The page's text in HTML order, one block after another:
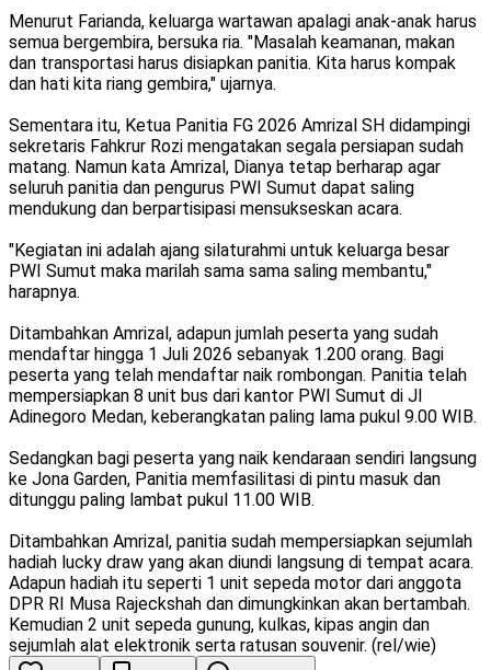
Menurut Farianda, keluarga wartawan apalagi anak-anak harus
semua bergembira, bersuka ria. "Masalah keamanan, makan
dan transportasi harus disiapkan panitia. Kita harus kompak
dan hati kita riang gembira," ujarnya.
Sementara itu, Ketua Panitia FG 2026 Amrizal SH didampingi
sekretaris Fahkrur Rozi mengatakan segala persiapan sudah
matang. Namun kata Amrizal, Dianya tetap berharap agar
seluruh panitia dan pengurus PWI Sumut dapat saling
mendukung dan berpartisipasi mensukseskan acara.
"Kegiatan ini adalah ajang silaturahmi untuk keluarga besar
PWI Sumut maka marilah sama sama saling membantu,"
harapnya.
Ditambahkan Amrizal, adapun jumlah peserta yang sudah
mendaftar hingga 1 Juli 2026 sebanyak 1.200 orang. Bagi
peserta yang telah mendaftar naik rombongan. Panitia telah
mempersiapkan 8 unit bus dari kantor PWI Sumut di Jl
Adinegoro Medan, keberangkatan paling lama pukul 9.00 WIB.
Sedangkan bagi peserta yang naik kendaraan sendiri langsung
ke Jona Garden, Panitia memfasilitasi di pintu masuk dan
ditunggu paling lambat pukul 11.00 WIB.
Ditambahkan Amrizal, panitia sudah mempersiapkan sejumlah
hadiah lucky draw yang akan diundi langsung di tempat acara.
Adapun hadiah itu seperti 1 unit sepeda motor dari anggota
DPR RI Musa Rajeckshah dan dimungkinkan akan bertambah.
Kemudian 2 unit sepeda gunung, kulkas, kipas angin dan
sejumlah alat elektronik serta ratusan souvenir. (rel/wie)